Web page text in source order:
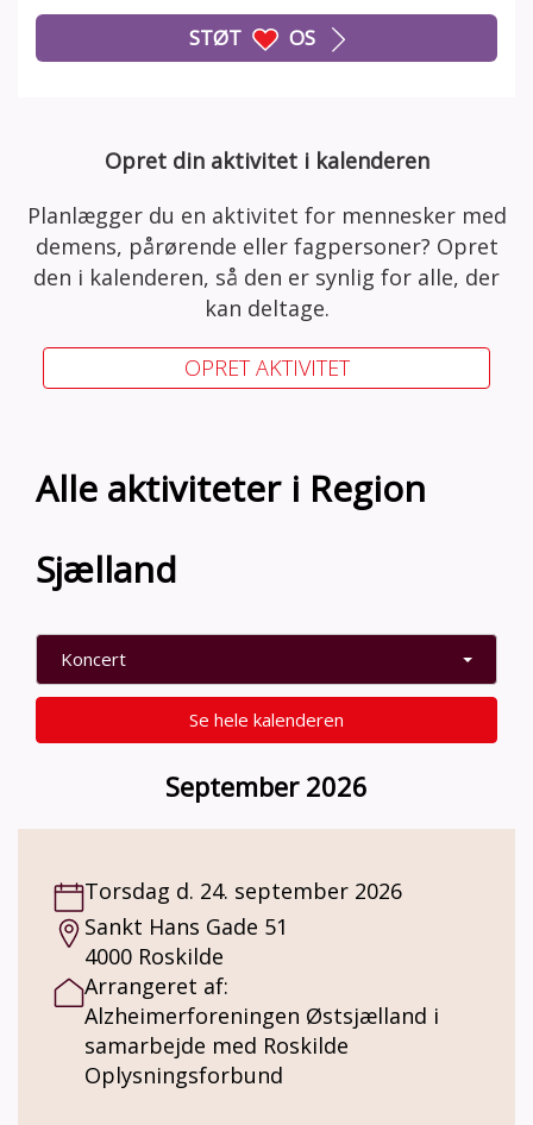
STØT OS
Opret din aktivitet i kalenderen
Planlægger du en aktivitet for mennesker med
demens, pårørende eller fagpersoner? Opret
den i kalenderen, så den er synlig for alle, der
kan deltage.
OPRET AKTIVITET
Alle aktiviteter i Region
Sjælland
Koncert
Se hele kalenderen
September 2026
Torsdag d. 24. september 2026
Sankt Hans Gade 51
4000 Roskilde
Arrangeret af:
Alzheimerforeningen Østsjælland i
samarbejde med Roskilde
Oplysningsforbund